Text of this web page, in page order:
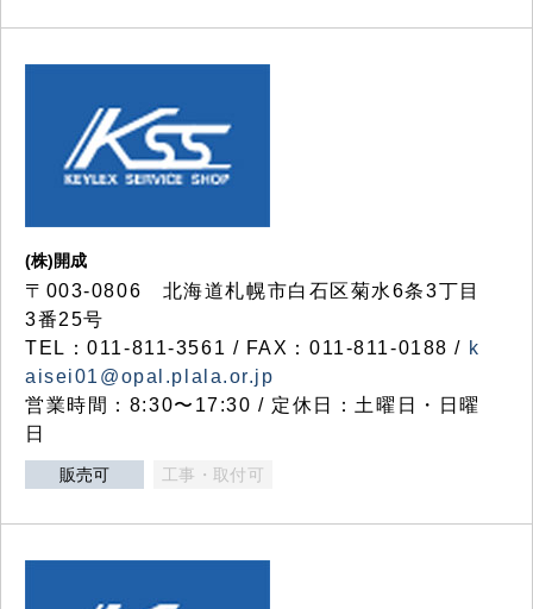
(株)開成
〒003-0806 北海道札幌市白石区菊水6条3丁目
3番25号
TEL：011-811-3561 / FAX：011-811-0188 / k
aisei01@opal.plala.or.jp
営業時間：8:30〜17:30 / 定休日：土曜日・日曜
日
販売可 工事・取付可